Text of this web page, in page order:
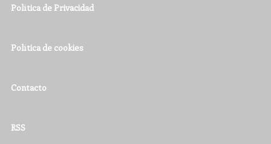
Política de Privacidad
Política de cookies
Contacto
RSS